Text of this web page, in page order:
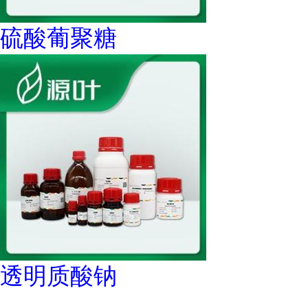
硫酸葡聚糖
透明质酸钠